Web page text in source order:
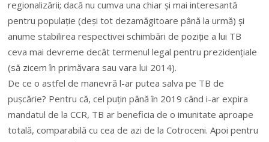
regionalizării; dacă nu cumva una chiar și mai interesantă
pentru populație (deși tot dezamăgitoare până la urmă) și
anume stabilirea respectivei schimbări de poziție a lui TB
ceva mai devreme decât termenul legal pentru prezidențiale
(să zicem în primăvara sau vara lui 2014).
De ce o astfel de manevră l-ar putea salva pe TB de
pușcărie? Pentru că, cel puțin până în 2019 când i-ar expira
mandatul de la CCR, TB ar beneficia de o imunitate aproape
totală, comparabilă cu cea de azi de la Cotroceni. Apoi pentru